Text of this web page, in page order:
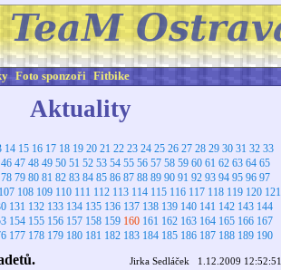
Foto sponzoři Fitbike
Aktuality
14 15 16 17 18 19 20 21 22 23 24 25 26 27 28 29 30 31 32 33
46 47 48 49 50 51 52 53 54 55 56 57 58 59 60 61 62 63 64 65
78 79 80 81 82 83 84 85 86 87 88 89 90 91 92 93 94 95 96 97
107 108 109 110 111 112 113 114 115 116 117 118 119 120 121
131 132 133 134 135 136 137 138 139 140 141 142 143 144
154 155 156 157 158 159 160 161 162 163 164 165 166 167
177 178 179 180 181 182 183 184 185 186 187 188 189 190
Jirka Sedláček 1.12.2009 12:52:51